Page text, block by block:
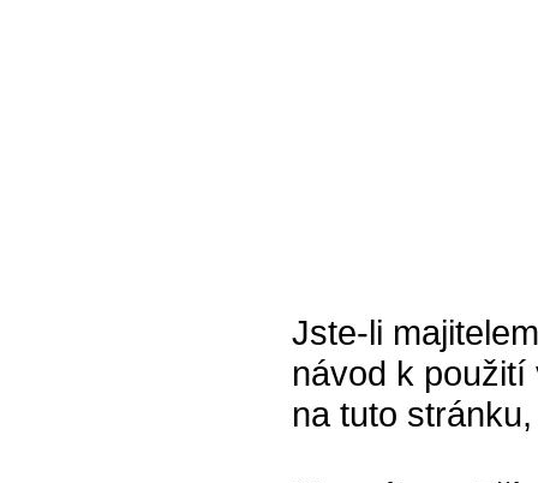
Jste-li
návod k
na tuto